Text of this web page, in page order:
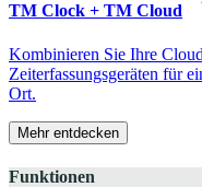
TM Clock + TM Cloud
Kombinieren Sie Ihre
Zeiterfassungsgeräten für
Ort.
Mehr entdecken
Funktionen